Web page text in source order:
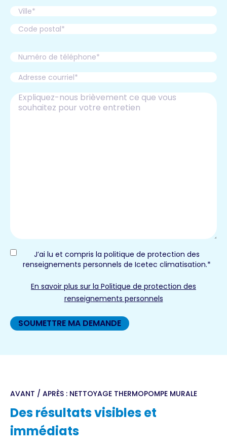
Ville
postal
Expliquez-
nous
Politique
renseignements
personnels
de
climatisation.
J’ai lu et compris la politique de protection des
renseignements personnels de Icetec climatisation.*
En savoir plus sur la Politique de protection des
renseignements personnels
AVANT / APRÈS : NETTOYAGE THERMOPOMPE MURALE
Des résultats visibles et
immédiats